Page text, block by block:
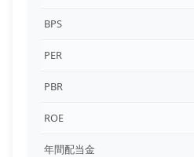
BPS
PER
PBR
ROE
年間配当金